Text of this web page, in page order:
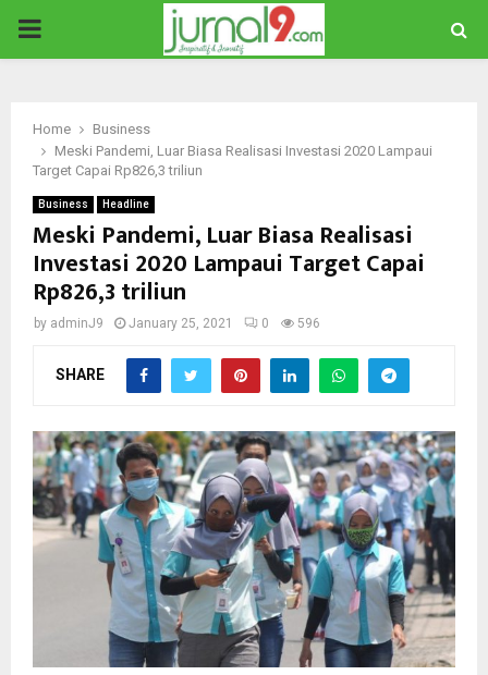
PRIMARY
Home
Business
Meski Pandemi, Luar Biasa Realisasi Investasi 2020 Lampaui
Target Capai Rp826,3 triliun
Business Headline
Meski Pandemi, Luar Biasa Realisasi
Investasi 2020 Lampaui Target Capai
Rp826,3 triliun
by adminJ9 January 25, 2021 0 596
SHARE